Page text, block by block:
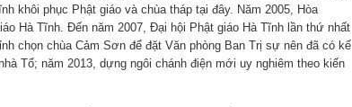
khôi phục Phật giáo và chùa tháp tại đây. Năm 2005, Hòa
Hà Tĩnh. Đến năm 2007, Đại hội Phật giáo Hà Tĩnh lần thứ nhất
chọn chùa Cảm Sơn để đặt Văn phòng Ban Trị sự nên đã có kế
Tổ; năm 2013, dựng ngôi chánh điện mới uy nghiêm theo kiến